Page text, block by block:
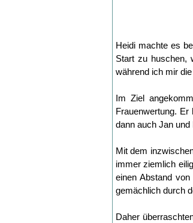
Heidi machte es
Start zu huschen,
während ich mir
Im Ziel
Frauenwertung.
dann auch Jan und
Mit dem
immer ziemlich
einen Abstand
gemächlich durch
Daher